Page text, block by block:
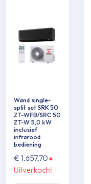
Wand single-
split set SRK 50
ZT-WFB/SRC 50
ZT-W 5,0 kW
inclusief
infrarood
bediening
€ 1.657,70
Uitverkocht